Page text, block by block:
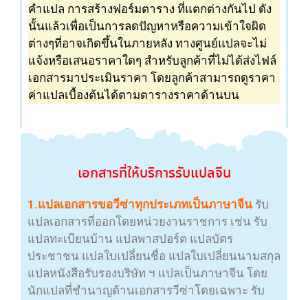
คำแปล การสร้างฟอร์มตาราง ที่แตกต่างกันไป ดัง
นั้นแล้วเพื่อเป็นการลดปัญหาหรือความเข้าใจผิด
ต่างๆที่อาจเกิดขึ้นในภายหลัง ทางศูนย์แปลจะไม่
แจ้งหรือเสนอราคาใดๆ สำหรับลูกค้าที่ไม่ได้ส่งไฟล์
เอกสารมาประเมินราคา โดยลูกค้าสามารถดูราคา
ค่าแปลเบื้องต้นได้ตามตารางราคาด้านบน
เอกสารที่ให้บริการรับแปลจีน
1.แปลเอกสารขอวีซ่าทุกประเภทเป็นภาษาจีน รับ
แปลเอกสารที่ออกโดยหน่วยงานราชการ เช่น รับ
แปลทะเบียนบ้าน แปลพาสปอร์ต แปลบัตร
ประชาชน แปลใบเปลี่ยนชื่อ แปลใบเปลี่ยนนามสกุล
แปลหนังสือรับรองบริษัท ฯ แปลเป็นภาษาจีน โดย
นักแปลที่ชำนาญด้านเอกสารวีซ่าโดยเฉพาะ รับ